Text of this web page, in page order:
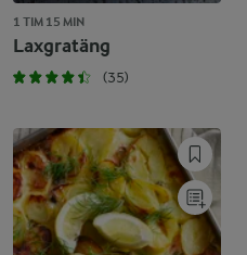
1 TIM 15 MIN
Laxgratäng
(35)